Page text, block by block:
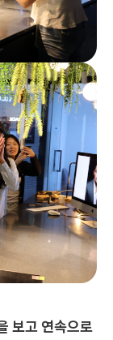
보고 연속으로